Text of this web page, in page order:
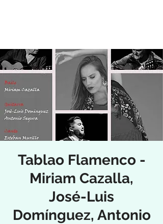
Tablao Flamenco -
Miriam Cazalla,
José-Luis
Domínguez, Antonio